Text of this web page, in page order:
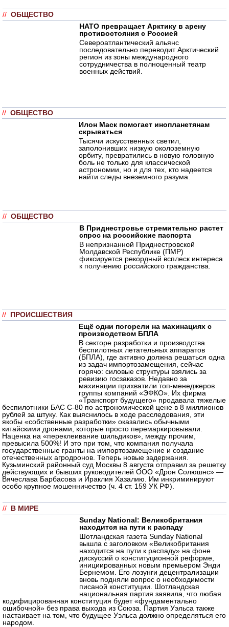
// ОБЩЕСТВО
НАТО превращает Арктику в арену
противостояния с Россией
Североатлантический альянс
последовательно переводит Арктический
регион из зоны международного
сотрудничества в полноценный театр
военных действий.
// ОБЩЕСТВО
Илон Маск помогает инопланетянам
скрываться
Тысячи искусственных светил,
заполонивших низкую околоземную
орбиту, превратились в новую головную
боль не только для классической
астрономии, но и для тех, кто надеется
найти следы внеземного разума.
// ОБЩЕСТВО
В Приднестровье стремительно растет
спрос на российские паспорта
В непризнанной Приднестровской
Молдавской Республике (ПМР)
фиксируется рекордный всплеск интереса
к получению российского гражданства.
// ПРОИСШЕСТВИЯ
Ещё одни погорели на махинациях с
производством БПЛА
В секторе разработки и производства
беспилотных летательных аппаратов
(БПЛА), где активно должна решаться одна
из задач импортозамещения, сейчас
горячо: силовые структуры взялись за
ревизию госзаказов. Недавно за
махинации прихватили топ-менеджеров
группы компаний «ЭФКО». Их фирма
«Транспорт будущего» продавала тяжелые
беспилотники БАС С-80 по астрономической цене в 8 миллионов
рублей за штуку. Как выяснилось в ходе расследования, эти
якобы «собственные разработки» оказались обычными
китайскими дронами, которые просто перемаркировывали.
Наценка на «переклеивание шильдиков», между прочим,
превысила 500%! И это при том, что компания получала
государственные гранты на импортозамещение и создание
отечественных агродронов. Теперь новые задержания.
Кузьминский районный суд Москвы 8 августа отправил за решетку
действующих и бывших руководителей ООО «Дрон Солюшнс» —
Вячеслава Барбасова и Ираклия Хазалию. Им инкриминируют
особо крупное мошенничество (ч. 4 ст. 159 УК РФ).
// В МИРЕ
Sunday National: Великобритания
находится на пути к распаду
Шотландская газета Sunday National
вышла с заголовком «Великобритания
находится на пути к распаду» на фоне
дискуссий о конституционной реформе,
инициированных новым премьером Энди
Бернемом. Его лозунги децентрализации
вновь подняли вопрос о необходимости
писаной конституции. Шотландская
национальная партия заявила, что любая
кодифицированная конституция будет «фундаментально
ошибочной» без права выхода из Союза. Партия Уэльса также
настаивает на том, что будущее Уэльса должно определяться его
народом.